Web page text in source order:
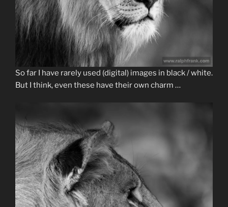
So far I have rarely used (digital) images in black / white.
But I think, even these have their own charm …